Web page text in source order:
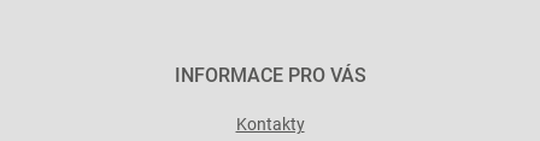
INFORMACE PRO VÁS
Kontakty